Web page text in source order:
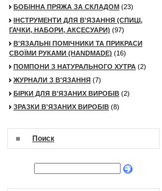
БОБІННА ПРЯЖА ЗА СКЛАДОМ (23)
ІНСТРУМЕНТИ ДЛЯ В'ЯЗАННЯ (СПИЦІ,
ГАЧКИ, НАБОРИ, АКСЕСУАРИ) (97)
В'ЯЗАЛЬНІ ПОМІЧНИКИ ТА ПРИКРАСИ
СВОЇМИ РУКАМИ (HANDMADE) (16)
ПОМПОНИ З НАТУРАЛЬНОГО ХУТРА (2)
ЖУРНАЛИ З В'ЯЗАННЯ (7)
БІРКИ ДЛЯ В'ЯЗАНИХ ВИРОБІВ (2)
ЗРАЗКИ В'ЯЗАНИХ ВИРОБІВ (8)
Поиск